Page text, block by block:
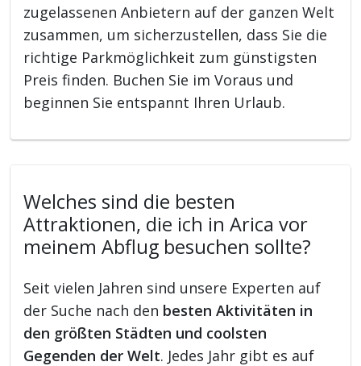
zugelassenen Anbietern auf der ganzen Welt
zusammen, um sicherzustellen, dass Sie die
richtige Parkmöglichkeit zum günstigsten
Preis finden. Buchen Sie im Voraus und
beginnen Sie entspannt Ihren Urlaub.
Welches sind die besten
Attraktionen, die ich in Arica vor
meinem Abflug besuchen sollte?
Seit vielen Jahren sind unsere Experten auf
der Suche nach den besten Aktivitäten in
den größten Städten und coolsten
Gegenden der Welt. Jedes Jahr gibt es auf